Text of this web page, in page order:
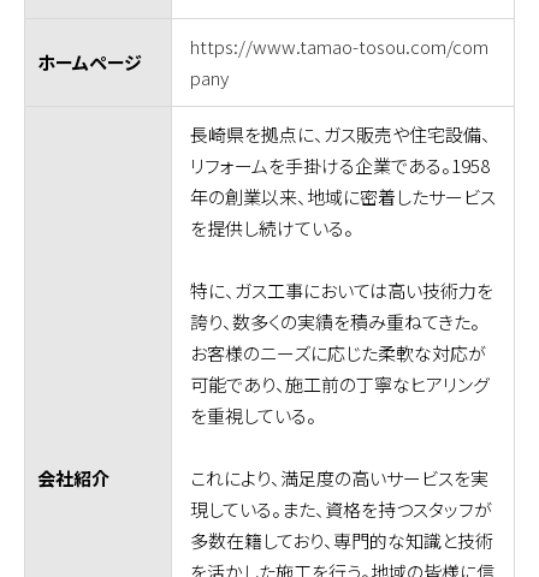
ホームページ
https://www.tamao-tosou.com/com
pany
会社紹介
長崎県を拠点に、ガス販売や住宅設備、
リフォームを手掛ける企業である。1958
年の創業以来、地域に密着したサービス
を提供し続けている。
特に、ガス工事においては高い技術力を
誇り、数多くの実績を積み重ねてきた。
お客様のニーズに応じた柔軟な対応が
可能であり、施工前の丁寧なヒアリング
を重視している。
これにより、満足度の高いサービスを実
現している。また、資格を持つスタッフが
多数在籍しており、専門的な知識と技術
を活かした施工を行う。地域の皆様に信